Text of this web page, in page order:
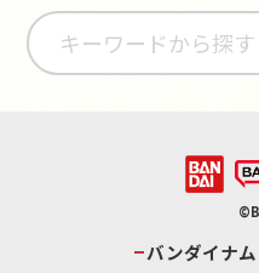
バンダイナ